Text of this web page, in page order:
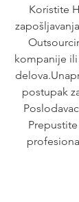
Koristite
kompanije
postupak